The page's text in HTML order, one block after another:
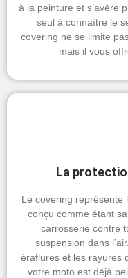
à la peinture et s’avère
seul à connaître le
covering ne se limite
mais il vous
La
Le covering représente
conçu comme étant
carrosserie contre
suspension dans
éraflures et les rayures
votre moto est déjà